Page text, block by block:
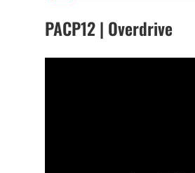
PACP12 | Overdrive